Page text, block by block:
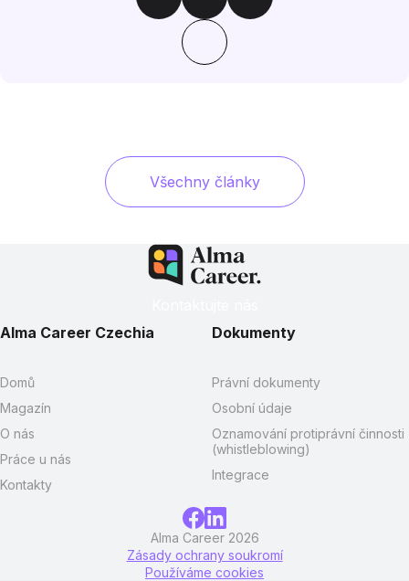
Všechny články
Alma Career Czechia
Domů
Magazín
O nás
Práce u nás
Kontakty
Dokumenty
Právní dokumenty
Osobní údaje
Oznamování protiprávní činnosti
(whistleblowing)
Integrace
Alma Career 2026
Zásady ochrany soukromí
Používáme cookies